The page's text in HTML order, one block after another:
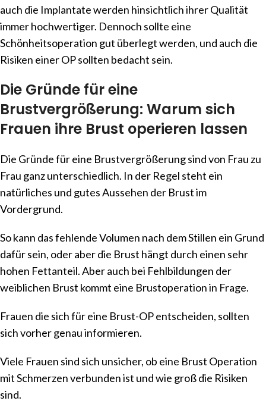
auch die Implantate werden hinsichtlich ihrer Qualität
immer hochwertiger. Dennoch sollte eine
Schönheitsoperation gut überlegt werden, und auch die
Risiken einer OP sollten bedacht sein.
Die Gründe für eine
Brustvergrößerung: Warum sich
Frauen ihre Brust operieren lassen
Die Gründe für eine Brustvergrößerung sind von Frau zu
Frau ganz unterschiedlich. In der Regel steht ein
natürliches und gutes Aussehen der Brust im
Vordergrund.
So kann das fehlende Volumen nach dem Stillen ein Grund
dafür sein, oder aber die Brust hängt durch einen sehr
hohen Fettanteil. Aber auch bei Fehlbildungen der
weiblichen Brust kommt eine Brustoperation in Frage.
Frauen die sich für eine Brust-OP entscheiden, sollten
sich vorher genau informieren.
Viele Frauen sind sich unsicher, ob eine Brust Operation
mit Schmerzen verbunden ist und wie groß die Risiken
sind.